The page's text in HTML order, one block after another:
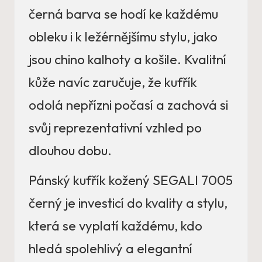
černá barva se hodí ke každému
obleku i k ležérnějšímu stylu, jako
jsou chino kalhoty a košile. Kvalitní
kůže navíc zaručuje, že kufřík
odolá nepřízni počasí a zachová si
svůj reprezentativní vzhled po
dlouhou dobu.
Pánský kufřík kožený SEGALI 7005
černý je investicí do kvality a stylu,
která se vyplatí každému, kdo
hledá spolehlivý a elegantní